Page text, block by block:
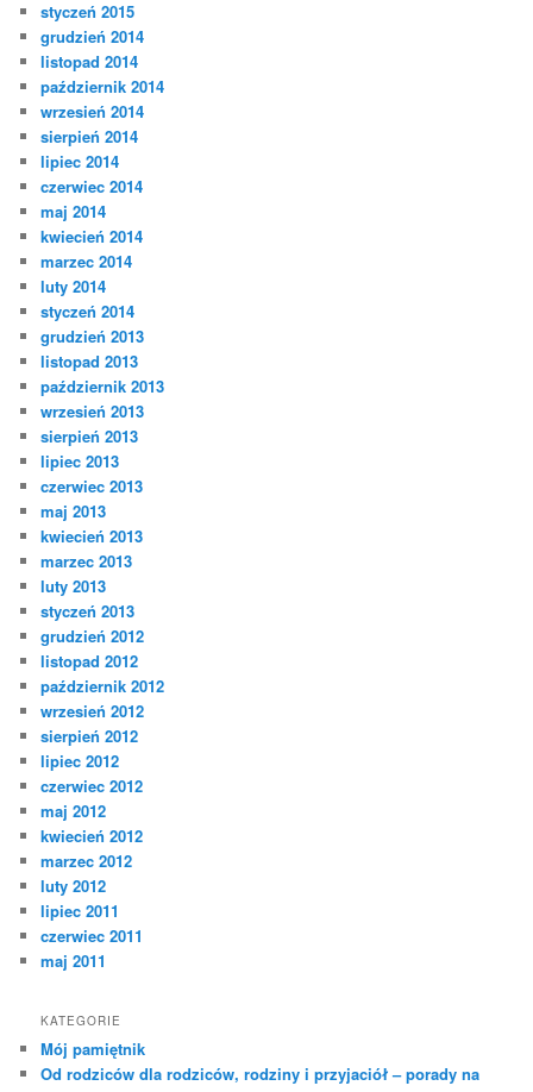
styczeń 2015
grudzień 2014
listopad 2014
październik 2014
wrzesień 2014
sierpień 2014
lipiec 2014
czerwiec 2014
maj 2014
kwiecień 2014
marzec 2014
luty 2014
styczeń 2014
grudzień 2013
listopad 2013
październik 2013
wrzesień 2013
sierpień 2013
lipiec 2013
czerwiec 2013
maj 2013
kwiecień 2013
marzec 2013
luty 2013
styczeń 2013
grudzień 2012
listopad 2012
październik 2012
wrzesień 2012
sierpień 2012
lipiec 2012
czerwiec 2012
maj 2012
kwiecień 2012
marzec 2012
luty 2012
lipiec 2011
czerwiec 2011
maj 2011
KATEGORIE
Mój pamiętnik
Od rodziców dla rodziców, rodziny i przyjaciół – porady na